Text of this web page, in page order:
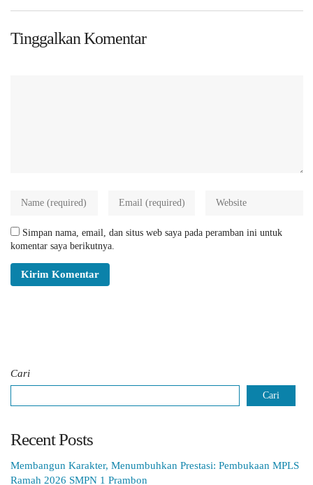
Tinggalkan Komentar
Simpan nama, email, dan situs web saya pada peramban ini untuk
komentar saya berikutnya.
Cari
Cari
Recent Posts
Membangun Karakter, Menumbuhkan Prestasi: Pembukaan MPLS
Ramah 2026 SMPN 1 Prambon